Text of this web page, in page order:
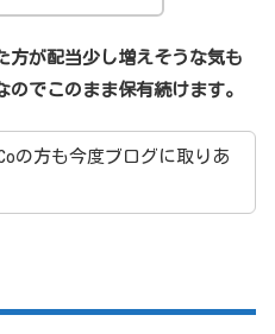
方が配当少し増えそうな気も
でこのまま保有続けます。
の方も今度ブログに取りあ